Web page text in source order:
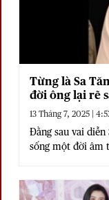
Từng là Sa
đời ông lại rẽ
13 Tháng 7, 2025 |
Đằng sau vai
sống một đời âm